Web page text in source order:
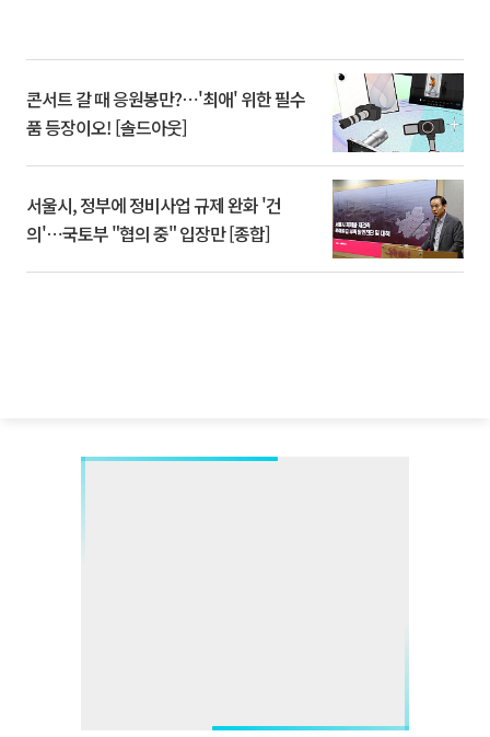
콘서트 갈 때 응원봉만?⋯'최애' 위한 필수
품 등장이오! [솔드아웃]
서울시, 정부에 정비사업 규제 완화 '건
의'⋯국토부 "협의 중" 입장만 [종합]